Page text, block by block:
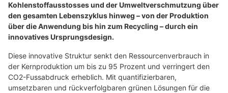
Kohlenstoffausstosses und der Umweltverschmutzung über
den gesamten Lebenszyklus hinweg – von der Produktion
über die Anwendung bis hin zum Recycling – durch ein
innovatives Ursprungsdesign.
Diese innovative Struktur senkt den Ressourcenverbrauch in
der Kernproduktion um bis zu 95 Prozent und verringert den
CO2-Fussabdruck erheblich. Mit quantifizierbaren,
umsetzbaren und rückverfolgbaren grünen Lösungen für die